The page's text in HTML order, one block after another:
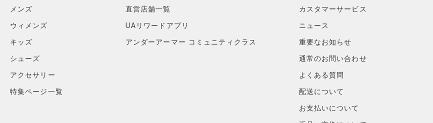
メンズ
ウィメンズ
キッズ
シューズ
アクセサリー
特集ページ一覧
直営店舗一覧
UAリワードアプリ
アンダーアーマー コミュニティクラス
カスタマーサービス
ニュース
重要なお知らせ
通常のお問い合わせ
よくある質問
配送について
お支払いについて